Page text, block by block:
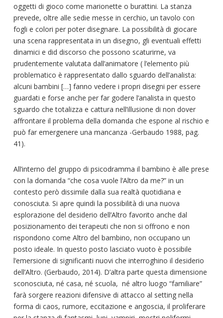
oggetti di gioco come marionette o burattini. La stanza
prevede, oltre alle sedie messe in cerchio, un tavolo con
fogli e colori per poter disegnare. La possibilità di giocare
una scena rappresentata in un disegno, gli eventuali effetti
dinamici e did discorso che possono scaturirne, va
prudentemente valutata dall’animatore ( l’elemento più
problematico è rappresentato dallo sguardo dell’analista:
alcuni bambini […] fanno vedere i propri disegni per essere
guardati e forse anche per far godere l’analista in questo
sguardo che totalizza e cattura nell’illusione di non dover
affrontare il problema della domanda che espone al rischio e
può far emergenere una mancanza -Gerbaudo 1988, pag.
41).
All’interno del gruppo di psicodramma il bambino è alle prese
con la domanda “che cosa vuole l’Altro da me?” in un
contesto però dissimile dalla sua realtà quotidiana e
conosciuta. Si apre quindi la possibilità di una nuova
esplorazione del desiderio dell’Altro favorito anche dal
posizionamento dei terapeuti che non si offrono e non
rispondono come Altro del bambino, non occupano un
posto ideale. In questo posto lasciato vuoto è possibile
l’emersione di significanti nuovi che interroghino il desiderio
dell’Altro. (Gerbaudo, 2014). D’altra parte questa dimensione
sconosciuta, né casa, né scuola, né altro luogo “familiare”
farà sorgere reazioni difensive di attacco al setting nella
forma di caos, rumore, eccitazione e angoscia, il proliferare